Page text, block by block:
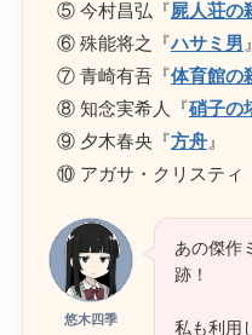
⑤ 今村昌弘『屍人荘の
⑥ 殊能将之『ハサミ男 』
⑦ 青崎有吾『体育館の
⑧ 知念実希人『硝子の
⑨ 夕木春央『方舟』
⑩ アガサ・クリスティ
悠木四季
あの傑作
跡！
私も利用